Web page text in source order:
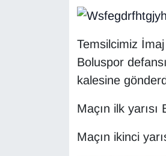
Temsilcimiz
Boluspor
kalesine
Maçın ilk
Maçın ikinci
Kamu Alımları
Kim Kimdir?
Kültür & Sanat